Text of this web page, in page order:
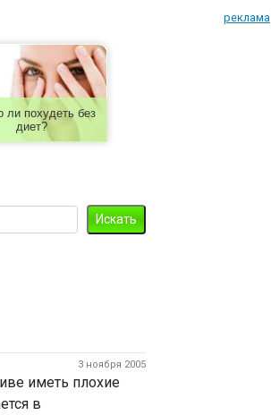
реклама
ли похудеть без
диет?
3 ноября 2005
иметь плохие
в